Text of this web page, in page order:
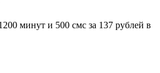
минут и 500 смс за 137 рублей в